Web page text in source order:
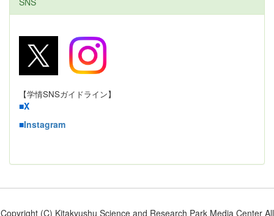
【学情SNSガイドライン】
■X
■Instagram
Copyright (C) Kitakyushu Science and Research Park Media Center All